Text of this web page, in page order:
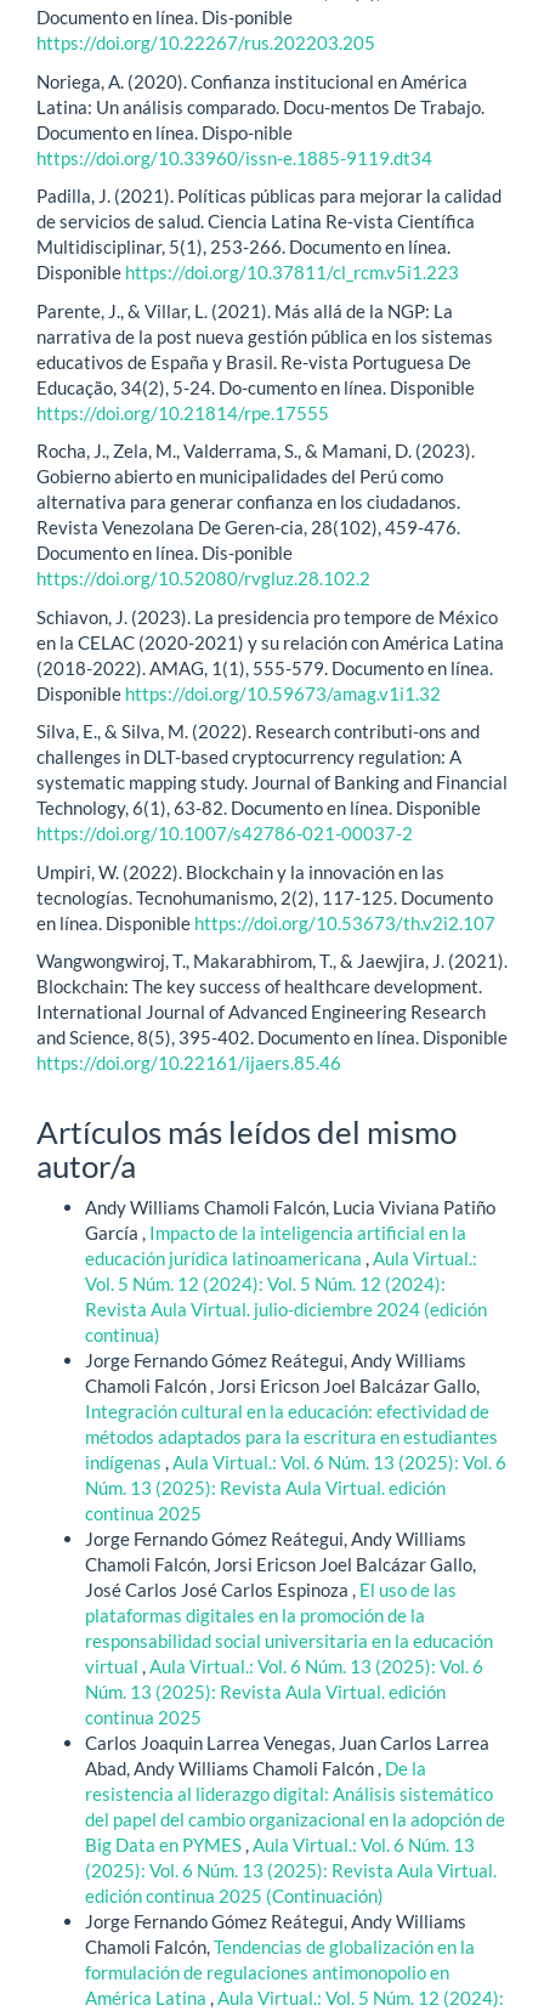
Documento en línea. Dis-ponible
https://doi.org/10.22267/rus.202203.205
Noriega, A. (2020). Confianza institucional en América
Latina: Un análisis comparado. Docu-mentos De Trabajo.
Documento en línea. Dispo-nible
https://doi.org/10.33960/issn-e.1885-9119.dt34
Padilla, J. (2021). Políticas públicas para mejorar la calidad
de servicios de salud. Ciencia Latina Re-vista Científica
Multidisciplinar, 5(1), 253-266. Documento en línea.
Disponible https://doi.org/10.37811/cl_rcm.v5i1.223
Parente, J., & Villar, L. (2021). Más allá de la NGP: La
narrativa de la post nueva gestión pública en los sistemas
educativos de España y Brasil. Re-vista Portuguesa De
Educação, 34(2), 5-24. Do-cumento en línea. Disponible
https://doi.org/10.21814/rpe.17555
Rocha, J., Zela, M., Valderrama, S., & Mamani, D. (2023).
Gobierno abierto en municipalidades del Perú como
alternativa para generar confianza en los ciudadanos.
Revista Venezolana De Geren-cia, 28(102), 459-476.
Documento en línea. Dis-ponible
https://doi.org/10.52080/rvgluz.28.102.2
Schiavon, J. (2023). La presidencia pro tempore de México
en la CELAC (2020-2021) y su relación con América Latina
(2018-2022). AMAG, 1(1), 555-579. Documento en línea.
Disponible https://doi.org/10.59673/amag.v1i1.32
Silva, E., & Silva, M. (2022). Research contributi-ons and
challenges in DLT-based cryptocurrency regulation: A
systematic mapping study. Journal of Banking and Financial
Technology, 6(1), 63-82. Documento en línea. Disponible
https://doi.org/10.1007/s42786-021-00037-2
Umpiri, W. (2022). Blockchain y la innovación en las
tecnologías. Tecnohumanismo, 2(2), 117-125. Documento
en línea. Disponible https://doi.org/10.53673/th.v2i2.107
Wangwongwiroj, T., Makarabhirom, T., & Jaewjira, J. (2021).
Blockchain: The key success of healthcare development.
International Journal of Advanced Engineering Research
and Science, 8(5), 395-402. Documento en línea. Disponible
https://doi.org/10.22161/ijaers.85.46
Artículos más leídos del mismo
autor/a
Andy Williams Chamoli Falcón, Lucia Viviana Patiño
García , Impacto de la inteligencia artificial en la
educación jurídica latinoamericana ,Aula Virtual.:
Vol. 5 Núm. 12 (2024): Vol. 5 Núm. 12 (2024):
Revista Aula Virtual. julio-diciembre 2024 (edición
continua)
Jorge Fernando Gómez Reátegui, Andy Williams
Chamoli Falcón , Jorsi Ericson Joel Balcázar Gallo,
Integración cultural en la educación: efectividad de
métodos adaptados para la escritura en estudiantes
indígenas ,Aula Virtual.: Vol. 6 Núm. 13 (2025): Vol. 6
Núm. 13 (2025): Revista Aula Virtual. edición
continua 2025
Jorge Fernando Gómez Reátegui, Andy Williams
Chamoli Falcón, Jorsi Ericson Joel Balcázar Gallo,
José Carlos José Carlos Espinoza , El uso de las
plataformas digitales en la promoción de la
responsabilidad social universitaria en la educación
virtual ,Aula Virtual.: Vol. 6 Núm. 13 (2025): Vol. 6
Núm. 13 (2025): Revista Aula Virtual. edición
continua 2025
Carlos Joaquin Larrea Venegas, Juan Carlos Larrea
Abad, Andy Williams Chamoli Falcón , De la
resistencia al liderazgo digital: Análisis sistemático
del papel del cambio organizacional en la adopción de
Big Data en PYMES,Aula Virtual.: Vol. 6 Núm. 13
(2025): Vol. 6 Núm. 13 (2025): Revista Aula Virtual.
edición continua 2025 (Continuación)
Jorge Fernando Gómez Reátegui, Andy Williams
Chamoli Falcón,Tendencias de globalización en la
formulación de regulaciones antimonopolio en
América Latina ,Aula Virtual.: Vol. 5 Núm. 12 (2024):